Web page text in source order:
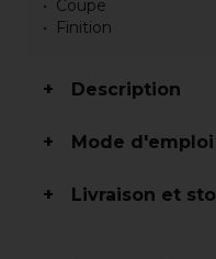
Coupe
Finition
Description
Mode d'emploi
Livraison et